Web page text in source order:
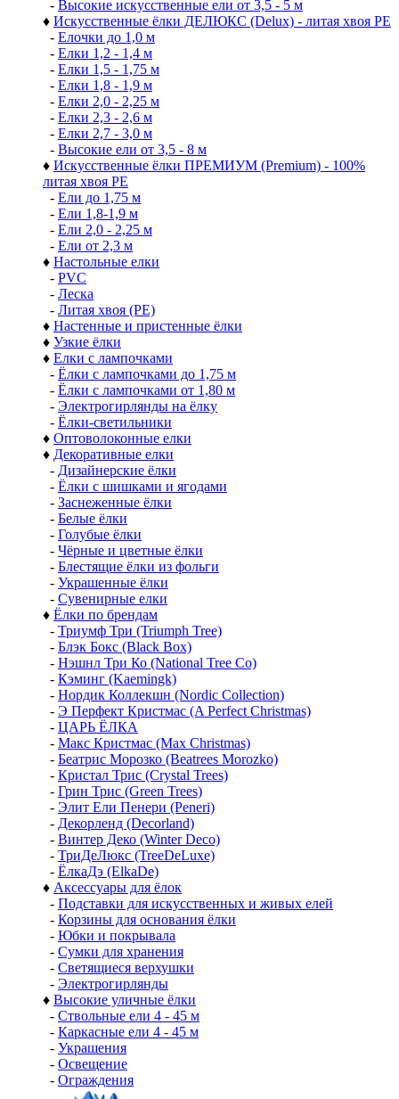
- Высокие искусственные ели от 3,5 - 5 м
♦ Искусственные ёлки ДЕЛЮКС (Delux) - литая хвоя РЕ
- Елочки до 1,0 м
- Елки 1,2 - 1,4 м
- Елки 1,5 - 1,75 м
- Елки 1,8 - 1,9 м
- Елки 2,0 - 2,25 м
- Елки 2,3 - 2,6 м
- Елки 2,7 - 3,0 м
- Высокие ели от 3,5 - 8 м
♦ Искусственные ёлки ПРЕМИУМ (Premium) - 100%
литая хвоя РЕ
- Ели до 1,75 м
- Ели 1,8-1,9 м
- Ели 2,0 - 2,25 м
- Ели от 2,3 м
♦ Настольные елки
- PVC
- Леска
- Литая хвоя (РЕ)
♦ Настенные и пристенные ёлки
♦ Узкие ёлки
♦ Елки с лампочками
- Ёлки с лампочками до 1,75 м
- Ёлки с лампочками от 1,80 м
- Электрогирлянды на ёлку
- Ёлки-светильники
♦ Оптоволоконные елки
♦ Декоративные елки
- Дизайнерские ёлки
- Ёлки с шишками и ягодами
- Заснеженные ёлки
- Белые ёлки
- Голубые ёлки
- Чёрные и цветные ёлки
- Блестящие ёлки из фольги
- Украшенные ёлки
- Сувенирные елки
♦ Ёлки по брендам
- Триумф Три (Triumph Tree)
- Блэк Бокс (Black Box)
- Нэшнл Три Ко (National Tree Co)
- Кэминг (Kaemingk)
- Нордик Коллекшн (Nordic Collection)
- Э Перфект Кристмас (A Perfect Christmas)
- ЦАРЬ ЁЛКА
- Макс Кристмас (Max Christmas)
- Беатрис Морозко (Beatrees Morozko)
- Кристал Трис (Crystal Trees)
- Грин Трис (Green Trees)
- Элит Ели Пенери (Peneri)
- Декорленд (Decorland)
- Винтер Деко (Winter Deco)
- ТриДеЛюкс (TreeDeLuxe)
- ЁлкаДэ (ElkaDe)
♦ Аксессуары для ёлок
- Подставки для искусственных и живых елей
- Корзины для основания ёлки
- Юбки и покрывала
- Сумки для хранения
- Светящиеся верхушки
- Электрогирлянды
♦ Высокие уличные ёлки
- Ствольные ели 4 - 45 м
- Каркасные ели 4 - 45 м
- Украшения
- Освещение
- Ограждения